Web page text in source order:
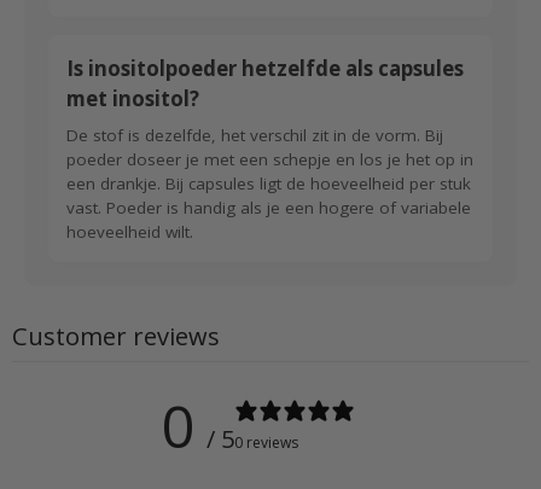
Is inositolpoeder hetzelfde als capsules
met inositol?
De stof is dezelfde, het verschil zit in de vorm. Bij
poeder doseer je met een schepje en los je het op in
een drankje. Bij capsules ligt de hoeveelheid per stuk
vast. Poeder is handig als je een hogere of variabele
hoeveelheid wilt.
Customer reviews
0 / 50 reviews